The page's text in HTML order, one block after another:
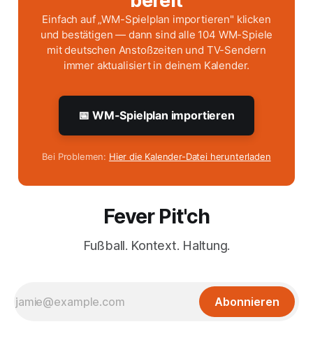
Einfach auf „WM-Spielplan importieren" klicken
und bestätigen — dann sind alle 104 WM-Spiele
mit deutschen Anstoßzeiten und TV-Sendern
immer aktualisiert in deinem Kalender.
📅 WM-Spielplan importieren
Bei Problemen: Hier die Kalender-Datei herunterladen
Fever Pit'ch
Fußball. Kontext. Haltung.
Abonnieren